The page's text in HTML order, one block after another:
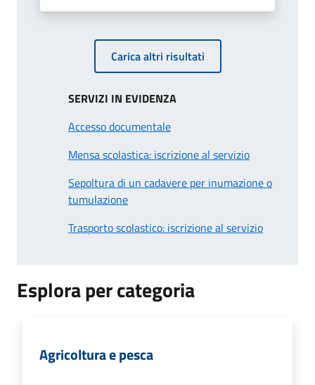
Carica altri risultati
SERVIZI IN EVIDENZA
Accesso documentale
Mensa scolastica: iscrizione al servizio
Sepoltura di un cadavere per inumazione o
tumulazione
Trasporto scolastico: iscrizione al servizio
Esplora per categoria
Agricoltura e pesca